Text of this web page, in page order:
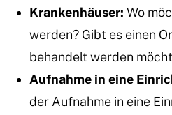
Krankenhäuser: Wo
werden? Gibt es einen
behandelt werden
Aufnahme in eine
der Aufnahme in eine